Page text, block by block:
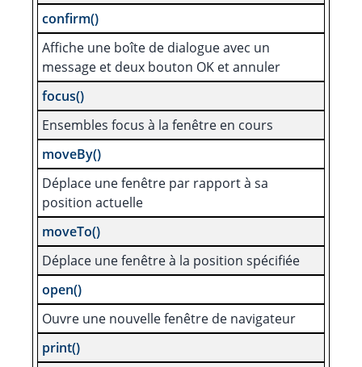
confirm()
Affiche une boîte de dialogue avec un
message et deux bouton OK et annuler
focus()
Ensembles focus à la fenêtre en cours
moveBy()
Déplace une fenêtre par rapport à sa
position actuelle
moveTo()
Déplace une fenêtre à la position spécifiée
open()
Ouvre une nouvelle fenêtre de navigateur
print()